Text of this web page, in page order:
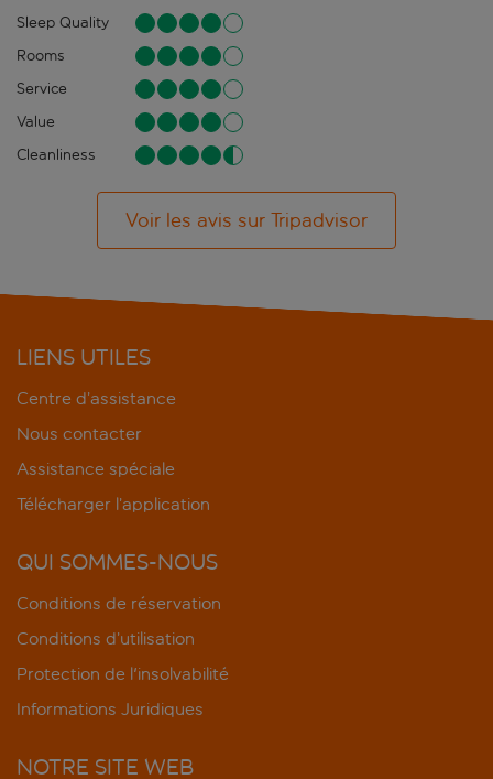
Sleep Quality
Rooms
Service
Value
Cleanliness
Voir les avis sur Tripadvisor
LIENS UTILES
Centre d’assistance
Nous contacter
Assistance spéciale
Télécharger l’application
QUI SOMMES-NOUS
Conditions de réservation
Conditions d’utilisation
Protection de l'insolvabilité
Informations Juridiques
NOTRE SITE WEB